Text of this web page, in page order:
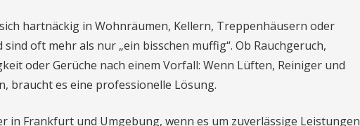
hartnäckig in Wohnräumen, Kellern, Treppenhäusern oder
oft mehr als nur „ein bisschen muffig“. Ob Rauchgeruch,
oder Gerüche nach einem Vorfall: Wenn Lüften, Reiniger und
braucht es eine professionelle Lösung.
in Frankfurt und Umgebung, wenn es um zuverlässige Leistungen